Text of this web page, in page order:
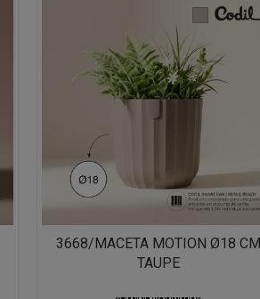
3668/MACETA MOTION Ø18 CM
TAUPE